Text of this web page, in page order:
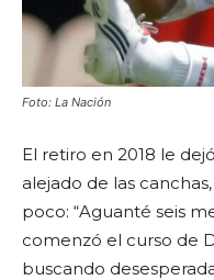
Foto: La Nación
El retiro en 2018 le
alejado de las
poco: “Aguanté seis
comenzó el curso de
buscando